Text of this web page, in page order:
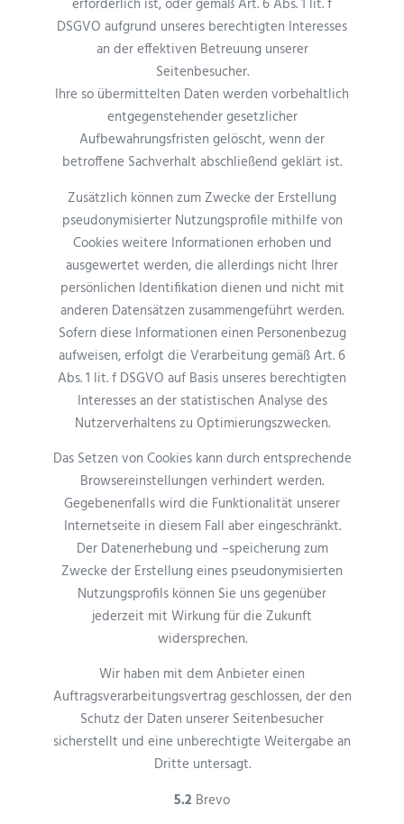
erforderlich ist, oder gemäß Art. 6 Abs. 1 lit. f
DSGVO aufgrund unseres berechtigten Interesses
an der effektiven Betreuung unserer
Seitenbesucher.
Ihre so übermittelten Daten werden vorbehaltlich
entgegenstehender gesetzlicher
Aufbewahrungsfristen gelöscht, wenn der
betroffene Sachverhalt abschließend geklärt ist.
Zusätzlich können zum Zwecke der Erstellung
pseudonymisierter Nutzungsprofile mithilfe von
Cookies weitere Informationen erhoben und
ausgewertet werden, die allerdings nicht Ihrer
persönlichen Identifikation dienen und nicht mit
anderen Datensätzen zusammengeführt werden.
Sofern diese Informationen einen Personenbezug
aufweisen, erfolgt die Verarbeitung gemäß Art. 6
Abs. 1 lit. f DSGVO auf Basis unseres berechtigten
Interesses an der statistischen Analyse des
Nutzerverhaltens zu Optimierungszwecken.
Das Setzen von Cookies kann durch entsprechende
Browsereinstellungen verhindert werden.
Gegebenenfalls wird die Funktionalität unserer
Internetseite in diesem Fall aber eingeschränkt.
Der Datenerhebung und –speicherung zum
Zwecke der Erstellung eines pseudonymisierten
Nutzungsprofils können Sie uns gegenüber
jederzeit mit Wirkung für die Zukunft
widersprechen.
Wir haben mit dem Anbieter einen
Auftragsverarbeitungsvertrag geschlossen, der den
Schutz der Daten unserer Seitenbesucher
sicherstellt und eine unberechtigte Weitergabe an
Dritte untersagt.
5.2 Brevo